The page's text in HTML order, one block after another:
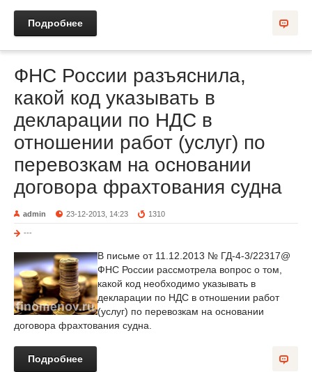
Подробнее
ФНС России разъяснила,
какой код указывать в
декларации по НДС в
отношении работ (услуг) по
перевозкам на основании
договора фрахтования судна
admin 23-12-2013, 14:23 1310
---
В письме от 11.12.2013 № ГД-4-3/22317@
ФНС России рассмотрела вопрос о том,
какой код необходимо указывать в
декларации по НДС в отношении работ
(услуг) по перевозкам на основании
договора фрахтования судна.
Подробнее